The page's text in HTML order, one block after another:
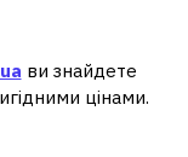
ви знайдете
цінами.